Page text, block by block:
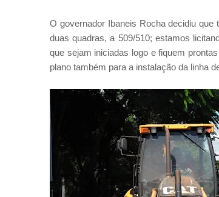
O governador Ibaneis Rocha decidiu
duas quadras, a 509/510; estamos
que sejam iniciadas logo e fiquem
plano também para a instalação da linha